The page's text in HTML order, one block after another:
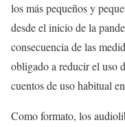
los más pequeños y
desde el inicio de la
consecuencia de las
obligado a reducir el uso
cuentos de uso habitual
Como formato, los